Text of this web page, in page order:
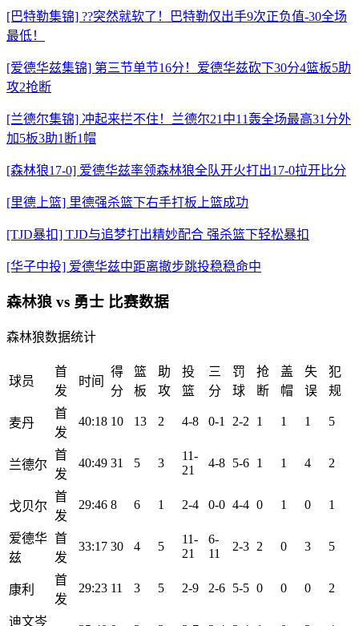
[巴特勒集锦] ??突然就软了！巴特勒仅出手9次正负值-30全场
最低！
[爱德华兹集锦] 第三节单节16分！爱德华兹砍下30分4篮板5助
攻2抢断
[兰德尔集锦] 冲起来拦不住！兰德尔21中11轰全场最高31分外
加5板3助1断1帽
[森林狼17-0] 爱德华兹率领森林狼全队开火打出17-0拉开比分
[里德上篮] 里德强杀篮下右手打板上篮成功
[TJD暴扣] TJD与追梦打出精妙配合 强杀篮下轻松暴扣
[华子中投] 爱德华兹中距离撤步跳投稳稳命中
森林狼 vs 勇士 比赛数据
森林狼数据统计
球员
首
发
时间
得
分
篮
板
助
攻
投
篮
三
分
罚
球
抢
断
盖
帽
失
误
犯
规
麦丹
首
发
40:18 10 13 2 4-8 0-1 2-2 1 1 1 5
兰德尔
首
发
40:49 31 5 3
11-
21
4-8 5-6 1 1 4 2
戈贝尔
首
发
29:46 8 6 1 2-4 0-0 4-4 0 1 0 1
爱德华
兹
首
发
33:17 30 4 5
11-
21
6-
11
2-3 2 0 3 5
康利
首
发
29:23 11 3 5 2-9 2-6 5-5 0 0 0 2
迪文岑